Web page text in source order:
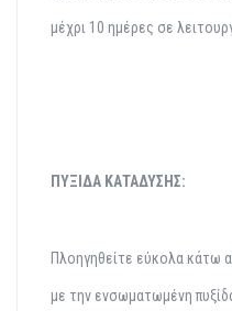
μέχρι 10 ημέρες σε
ΠΥΞΙΔΑ ΚΑΤΑΔΥΣΗΣ:
Πλοηγηθείτε εύκολα κάτω
με την ενσωματωμένη